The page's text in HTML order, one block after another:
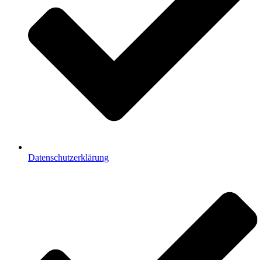
Datenschutzerklärung